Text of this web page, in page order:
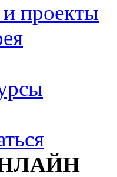
проекты